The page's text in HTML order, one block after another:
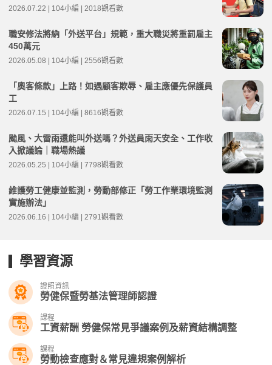
2026.07.22 | 104小編 | 2018觀看數
職安修法將納「外送平台」規範，重大職災將重罰雇主
450萬元
2026.05.08 | 104小編 | 2556觀看數
「奧客條款」上路！如遇顧客欺辱、雇主應優先保護員
工
2026.07.15 | 104小編 | 8616觀看數
颱風、大雷雨還能叫外送嗎？外送員雨天安全、工作收
入掀議論｜職場熱議
2026.05.25 | 104小編 | 7798觀看數
維護勞工健康並監測，勞動部修正「勞工作業環境監測
實施辦法」
2026.06.16 | 104小編 | 2791觀看數
學習資源
證照資訊
勞健保暨勞基法管理師認證
課程
工資薪酬 勞健保常見爭議案例及薪資結構調整
課程
勞動檢查應對＆常見違規案例解析